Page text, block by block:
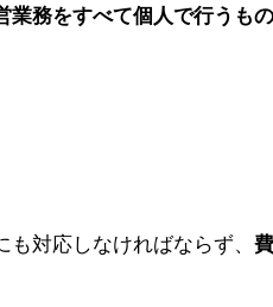
業務をすべて個人で行うもの
対応しなければならず、